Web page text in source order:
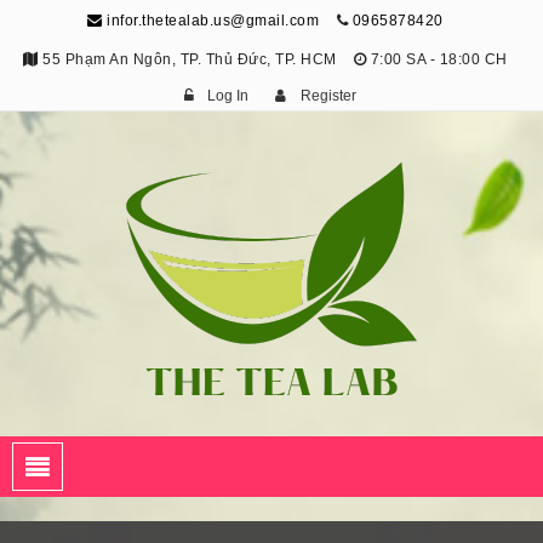
infor.thetealab.us@gmail.com 0965878420
55 Phạm An Ngôn, TP. Thủ Đức, TP. HCM 7:00 SA - 18:00 CH
Log In Register